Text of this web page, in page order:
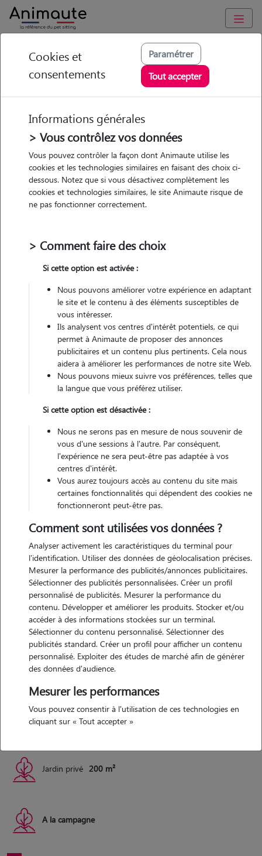
Animaute Normandie Neaufles-Saint-Martin
Axel-charles -
Petsitter à NEAUFLES
ST MARTIN
• 26 ans
Garde
chez le Pet Sitter
Véhiculé
Contacter
L'envoi d'une demande est sans engagement
Motivation
madame, monsieur, passionné d'animaux, je vous propose mes
services en tant que pet-sitter. sérieux et rigoureux, je suis une
personne de confiance et c'est avec plaisir que je prends soin de
garder des animaux pendant l'absence de leurs maîtres.
Expérience
ayant grandi à la campagne et ayant côtoyé tous les jours des
animaux j'aimerai apprendre à connaître les vôtres. de plus ma
compagne et moi avons deux petits chats , toup et itachi, nous avons
un extérieur clôturé et à la campagne.
Logement
maison avec 1 étage
Jardin privé 200 m²
A la campagne
Cookies et
consentements
Paramétrer
Tout accepter
Informations générales
> Vous contrôlez vos données
Vous pouvez contrôler la façon dont Animaute utilise les
cookies et les technologies similaires en faisant des choix ci-
dessous. Notez que si vous désactivez complètement les
cookies et technologies similaires, le site Animaute risque de
ne pas fonctionner correctement.
> Comment faire des choix
Si cette option est activée :
Nous pouvons améliorer votre expérience en adaptant
le site et le contenu à des éléments susceptibles de
vous intéresser.
Ils analysent vos centres d'intérêt potentiels, ce qui
permet à Animaute de proposer des annonces
publicitaires et un contenu plus pertinents. Cela nous
aidera à améliorer les performances de notre site Web.
Nous pouvons mieux suivre vos préférences, telles que
la langue que vous préférez utiliser.
Si cette option est désactivée :
Nous ne serons pas en mesure de nous souvenir de
vous d'une sessions à l'autre. Par conséquent,
l'expérience ne sera peut-être pas adaptée à vos
centres d'intérêt.
Vous aurez toujours accès au contenu du site mais
certaines fonctionnalités qui dépendent des cookies ne
fonctionneront peut-être pas.
Comment sont utilisées vos données ?
Analyser activement les caractéristiques du terminal pour
l'identification. Utiliser des données de géolocalisation précises.
Mesurer la performance des publicités/annonces publicitaires.
Sélectionner des publicités personnalisées. Créer un profil
personnalisé de publicités. Mesurer la performance du
contenu. Développer et améliorer les produits. Stocker et/ou
accéder à des informations stockées sur un terminal.
Sélectionner du contenu personnalisé. Sélectionner des
publicités standard. Créer un profil pour afficher un contenu
personnalisé. Exploiter des études de marché afin de générer
des données d'audience.
Mesurer les performances
Vous pouvez consentir à l'utilisation de ces technologies en
cliquant sur « Tout accepter »